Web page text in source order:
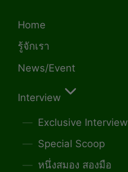
Home
รู้จักเรา
News/Event
Interview
Exclusive Interview
Special Scoop
หนึ่งสมอง สองมือ